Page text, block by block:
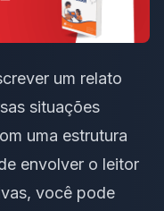
um relato
situações
uma estrutura
envolver o leitor
você pode